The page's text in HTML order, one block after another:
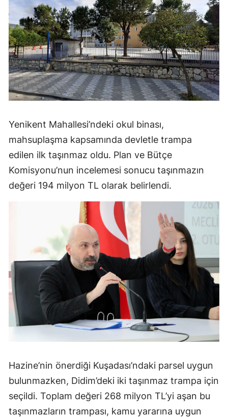
Yenikent Mahallesi’ndeki okul binası,
mahsuplaşma kapsamında devletle trampa
edilen ilk taşınmaz oldu. Plan ve Bütçe
Komisyonu’nun incelemesi sonucu taşınmazın
değeri 194 milyon TL olarak belirlendi.
Hazine’nin önerdiği Kuşadası’ndaki parsel uygun
bulunmazken, Didim’deki iki taşınmaz trampa için
seçildi. Toplam değeri 268 milyon TL’yi aşan bu
taşınmazların trampası, kamu yararına uygun